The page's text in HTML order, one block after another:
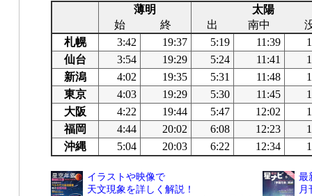
薄明
太陽
始
終 出 南中
札幌
3:42 19:37 5:19 11:39
仙台
3:54 19:29 5:24 11:41
新潟
4:02 19:35 5:31 11:48
東京
4:03 19:29 5:30 11:45
大阪
4:22 19:44 5:47 12:02
福岡
4:44 20:02 6:08 12:23
沖縄
5:04 20:03 6:22 12:34
イラストや映像で
天文現象を詳しく解説！
最
月